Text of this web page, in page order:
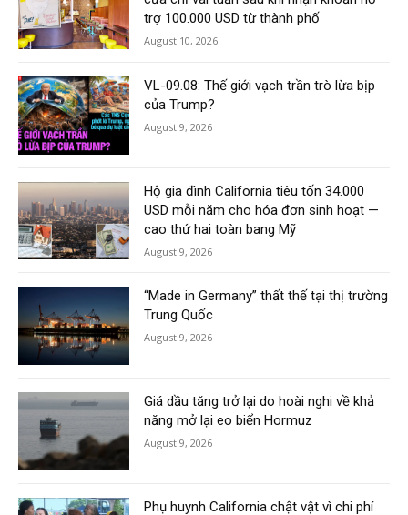
trợ 100.000 USD từ thành phố
August 10, 2026
VL-09.08: Thế giới vạch trần trò lừa bịp
của Trump?
August 9, 2026
Hộ gia đình California tiêu tốn 34.000
USD mỗi năm cho hóa đơn sinh hoạt —
cao thứ hai toàn bang Mỹ
August 9, 2026
“Made in Germany” thất thế tại thị trường
Trung Quốc
August 9, 2026
Giá dầu tăng trở lại do hoài nghi về khả
năng mở lại eo biển Hormuz
August 9, 2026
Phụ huynh California chật vật vì chi phí